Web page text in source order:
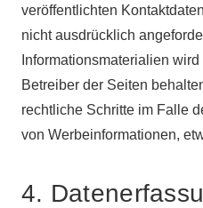
veröffentlichten
nicht ausdrücklich
Informationsmaterialien
Betreiber der Seiten
rechtliche Schritte im Falle
von Werbeinformationen,
4.